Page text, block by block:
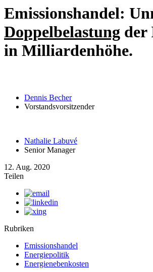
Emissionshandel:
Doppelbelastung der
in Milliardenhöhe.
Dennis Becher
Vorstandsvorsitzender
Nathalie Labuvé
Senior Manager
12. Aug. 2020
Teilen
Rubriken
Emissionshandel
Energiepolitik
Energienebenkosten